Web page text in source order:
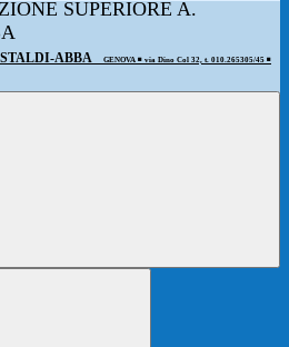
ABBA GENOVA ◾️ via Dino Col 32, t. 010.265305/45 ◾️